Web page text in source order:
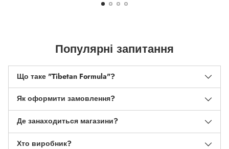
Популярні запитання
Що таке "Tibetan Formula"?
Як оформити замовлення?
Де занаходиться магазини?
Хто виробник?